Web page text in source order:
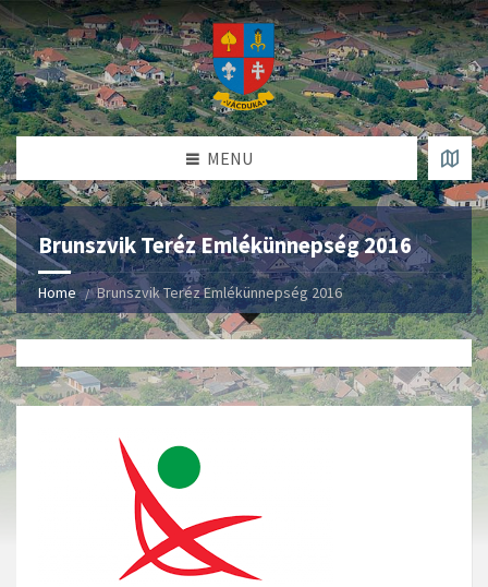
MENU
Brunszvik Teréz Emlékünnepség 2016
Home Brunszvik Teréz Emlékünnepség 2016